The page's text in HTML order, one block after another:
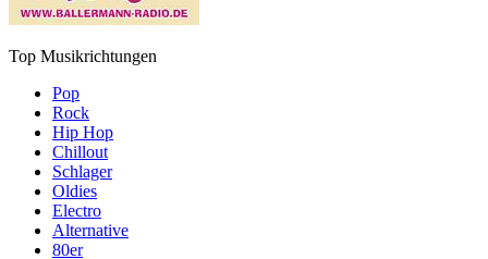
Top Musikrichtungen
Pop
Rock
Hip Hop
Chillout
Schlager
Oldies
Electro
Alternative
80er